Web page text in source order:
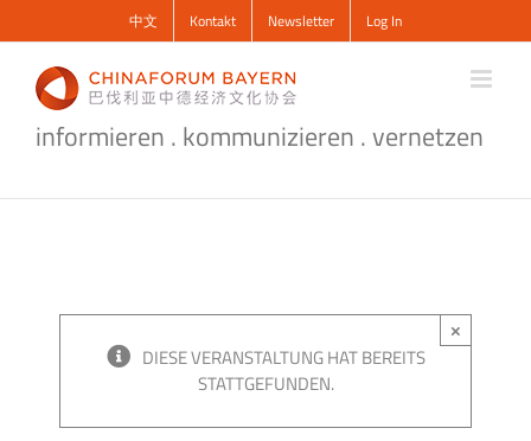
Inhalt
springen
中文 Kontakt Newsletter Log In
informieren . kommunizieren . vernetzen
×
DIESE VERANSTALTUNG HAT BEREITS
STATTGEFUNDEN.